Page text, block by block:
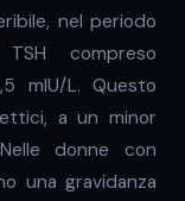
nel periodo
compreso
mIU/L. Questo
a un minor
donne con
una gravidanza